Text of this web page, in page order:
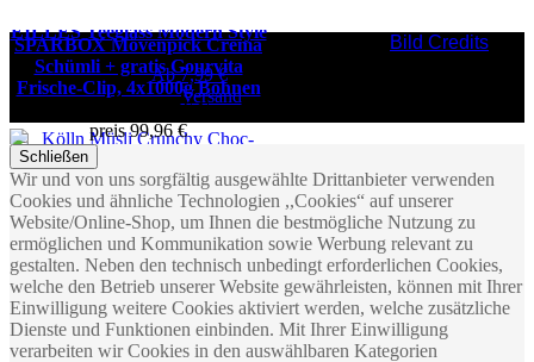
EILLES Teeglass Modern Style
Sonderangebot 9,49 € Normal­
preis 12,55 €Ab 7,99 €
Inkl. MwSt.,zzgl.Versand
Kölln Müsli Crunchy Choc-
Choc-Choc, 400g
3,79 €Ab 3,68 €
9,48 € / 1kg
Inkl. MwSt.,zzgl.Versand
SPARBOX Mövenpick Crema
Schümli + gratis Gourvita
Frische-Clip, 4x1000g Bohnen
77,99 € Normal­
preis 99,96 €
19,50 € / 1kg
Inkl. MwSt.,zzgl.Versand
Bild Credits
Schließen
Wir und von uns sorgfältig ausgewählte Drittanbieter verwenden
Cookies und ähnliche Technologien ,,Cookies“ auf unserer
Website/Online-Shop, um Ihnen die bestmögliche Nutzung zu
ermöglichen und Kommunikation sowie Werbung relevant zu
gestalten. Neben den technisch unbedingt erforderlichen Cookies,
welche den Betrieb unserer Website gewährleisten, können mit Ihrer
Einwilligung weitere Cookies aktiviert werden, welche zusätzliche
Dienste und Funktionen einbinden. Mit Ihrer Einwilligung
verarbeiten wir Cookies in den auswählbaren Kategorien